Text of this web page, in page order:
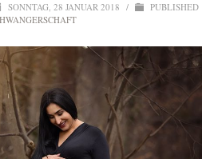
SONNTAG, 28 JANUAR 2018 /
PUBLISHED